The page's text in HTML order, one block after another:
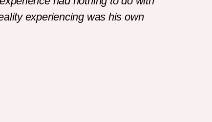
experiencing was his own